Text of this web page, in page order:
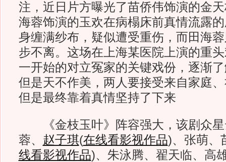
注，近日片方曝光了苗侨伟饰演的金
海蓉饰演的玉欢在病榻床前真情流露
身缠满纱布，疑似遭受重伤，而田海
步不离。这场在上海某医院上演的重
一开始的对立冤家的关键戏份，逐渐
但是天不作美，两人要接受来自家庭
但是最终靠着真情坚持了下来
《金枝玉叶》阵容强大，该剧众星
蓉、 赵子琪(在线看影视作品)、张萌、
线看影视作品)、朱泳腾、翟天临、高